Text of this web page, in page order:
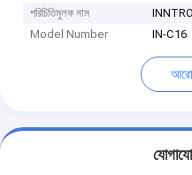
পরিচিতিমুলক নাম
Model Number
IN-C16